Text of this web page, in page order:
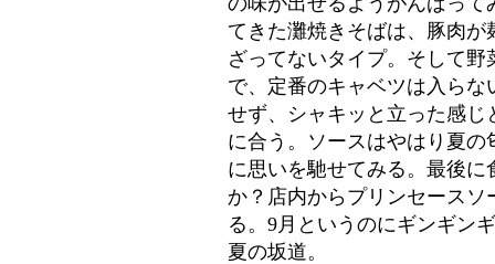
てきた灘焼きそばは、豚肉
ざってないタイプ。そして
で、定番のキャベツは入ら
せず、シャキッと立った感
に合う。ソースはやはり夏
に思いを馳せてみる。最後
か？店内からプリンセース
る。9月というのにギンギン
夏の坂道。